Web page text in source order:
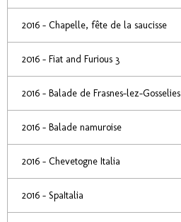
2016 - Chapelle, fête de la saucisse
2016 - Fiat and Furious 3
2016 - Balade de Frasnes-lez-Gosselies
2016 - Balade namuroise
2016 - Chevetogne Italia
2016 - SpaItalia